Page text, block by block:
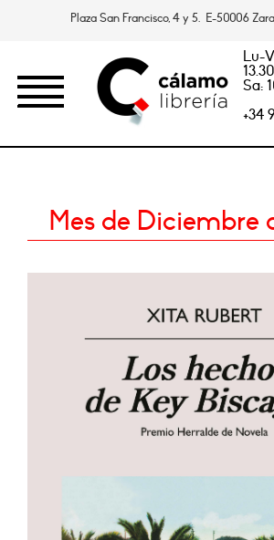
Plaza San Francisco, 4 y 5. E-50006
Lu-
Sa:
+34
Mes de Diciembre